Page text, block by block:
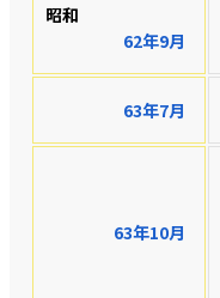
昭和
62年9月
63年7月
63年10月